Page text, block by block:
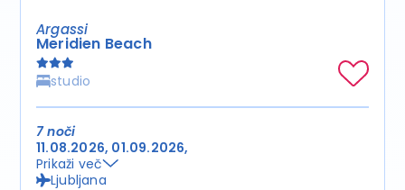
Argassi
Meridien Beach
studio
7 noči
11.08.2026 01.09.2026
Prikaži več
Ljubljana